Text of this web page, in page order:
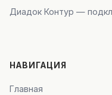
Диадок Контур —
НАВИГАЦИЯ
Главная